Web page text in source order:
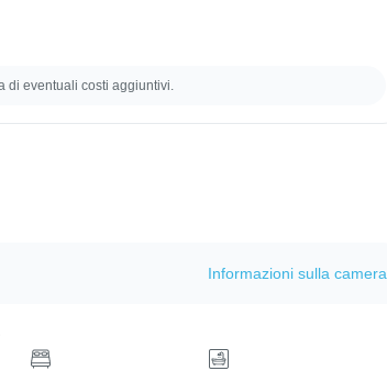
di eventuali costi aggiuntivi.
Informazioni sulla camera